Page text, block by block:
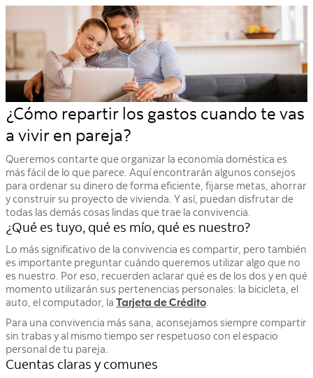
¿Cómo repartir los gastos cuando te vas
a vivir en pareja?
Queremos contarte que organizar la economía doméstica es
más fácil de lo que parece. Aquí encontrarán algunos consejos
para ordenar su dinero de forma eficiente, fijarse metas, ahorrar
y construir su proyecto de vivienda. Y así, puedan disfrutar de
todas las demás cosas lindas que trae la convivencia.
¿Qué es tuyo, qué es mío, qué es nuestro?
Lo más significativo de la convivencia es compartir, pero también
es importante preguntar cuándo queremos utilizar algo que no
es nuestro. Por eso, recuerden aclarar qué es de los dos y en qué
momento utilizarán sus pertenencias personales: la bicicleta, el
auto, el computador, la Tarjeta de Crédito.
Para una convivencia más sana, aconsejamos siempre compartir
sin trabas y al mismo tiempo ser respetuoso con el espacio
personal de tu pareja.
Cuentas claras y comunes